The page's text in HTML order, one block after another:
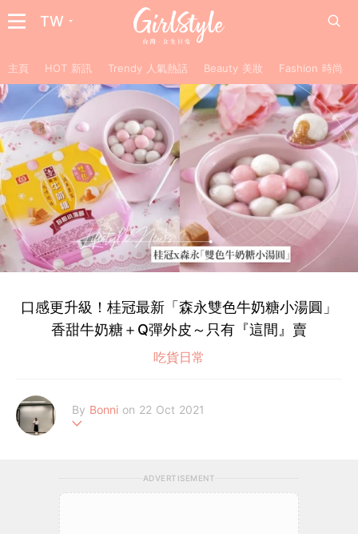
TW
主頁 HOT 新訊 Trendy 人氣熱話 Beauty 美妝 Fashion 時尚
口感更升級！桂冠最新「森永雙色牛奶糖小湯圓」
香甜牛奶糖＋Q彈外皮～只有『這間』賣
吃貨日常
By Bonni on 22 Oct 2021
ADVERTISEMENT